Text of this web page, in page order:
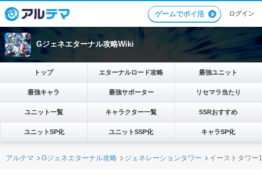
ゲームでポイ活 ログイン
Gジェネエターナル攻略Wiki
トップ エターナルロード攻略 最強ユニット
最強キャラ 最強サポーター リセマラ当たり
ユニット一覧 キャラクター一覧 SSRおすすめ
ユニットSP化 ユニットSSP化 キャラSP化
アルテマ Gジェネエターナル攻略 ジェネレーションタワー イーストタワー